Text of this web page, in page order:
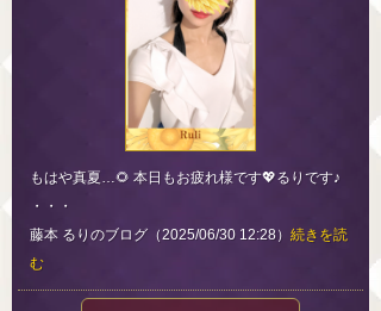
もはや真夏…🌻 本日もお疲れ様です💖るりです♪
・・・
藤本 るりのブログ（2025/06/30 12:28） 続きを読
む